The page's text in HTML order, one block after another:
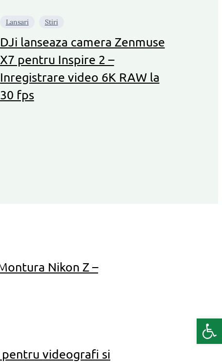
Lansari Stiri
DJi lanseaza camera Zenmuse
X7 pentru Inspire 2 –
Inregistrare video 6K RAW la
30 fps
Nikon Z –
pentru videografi si